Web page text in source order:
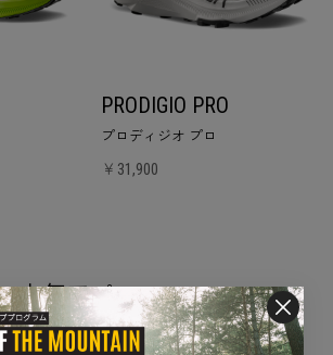
PRODIGIO PRO
プロディジオ プロ
￥31,900
人気アパレル